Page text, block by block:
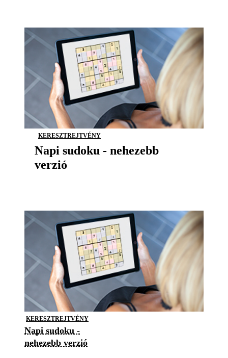
KERESZTREJTVÉNY
Napi sudoku - nehezebb
verzió
KERESZTREJTVÉNY
Napi sudoku -
nehezebb verzió